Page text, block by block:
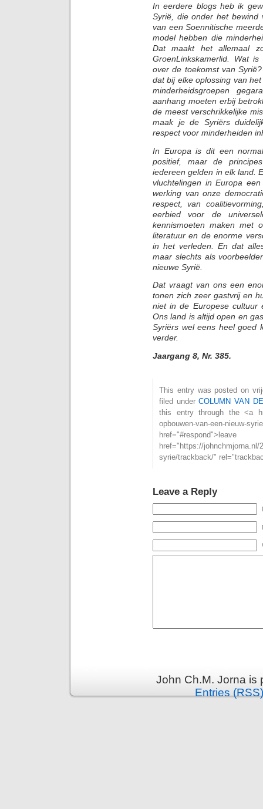
In eerdere blogs heb ik
Syrië, die onder het bewind
van een Soennitische
model hebben die
Dat maakt het allemaal
GroenLinkskamerlid. Wat
over de toekomst van
dat bij elke oplossing van
minderheidsgroepen
aanhang moeten erbij
de meest verschrikkelijke
maak je de Syriërs
respect voor minderheiden
In Europa is dit een
positief, maar de
iedereen gelden in elk land.
vluchtelingen in Europa
werking van onze
respect, van
eerbied voor de
kennismoeten maken met
literatuur en de enorme
in het verleden. En dat
maar slechts als
nieuwe Syrië.
Dat vraagt van ons een
tonen zich zeer gastvrij en
niet in de Europese cultuur
Ons land is altijd open en
Syriërs wel eens heel goed
verder.
Jaargang 8, Nr. 385.
This entry was posted on
filed underCOLUMN VAN
this entry through the <a
opbouwen-van-een-nieuw-
href="https://johnchmjorna.nl/
syrie/trackback/"
Leave a Reply
John Ch.M. Jorna
Entries (RSS)